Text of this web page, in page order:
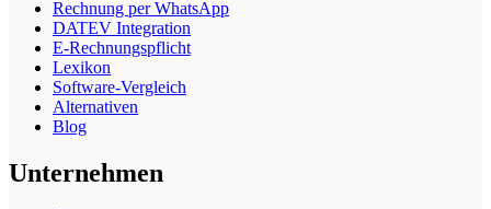
Rechnung per WhatsApp
DATEV Integration
E-Rechnungspflicht
Lexikon
Software-Vergleich
Alternativen
Blog
Unternehmen